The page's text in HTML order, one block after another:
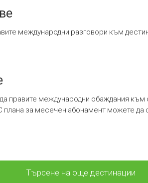
международни разговори към
правите международни обаждания
плана за месечен абонамент можете да
Търсене на още дестинации